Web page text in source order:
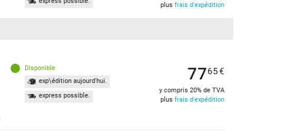
plus frais d'expédition
Disponible
exp\édition aujourd'hui.
express possible.
7765 €
y compris 20% de TVA
plus frais d'expédition